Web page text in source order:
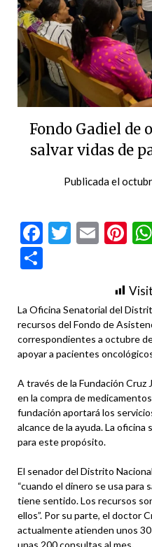
Fondo Gadiel de
salvar vidas de
Publicada el
Facebook
Twitter
Email
La Oficina Senatorial del
recursos del Fondo de
correspondientes a octubre
apoyar a pacientes
A través de la Fundación Cruz
en la compra de
fundación aportará los
alcance de la ayuda. La
para este propósito.
El senador del Distrito
“cuando el dinero se usa para
tiene sentido. Los recursos
ellos”. Por su parte, el doctor
actualmente atienden unos